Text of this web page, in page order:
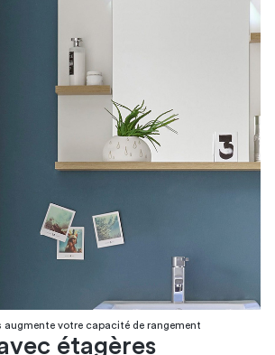
augmente votre capacité de rangement
étagères